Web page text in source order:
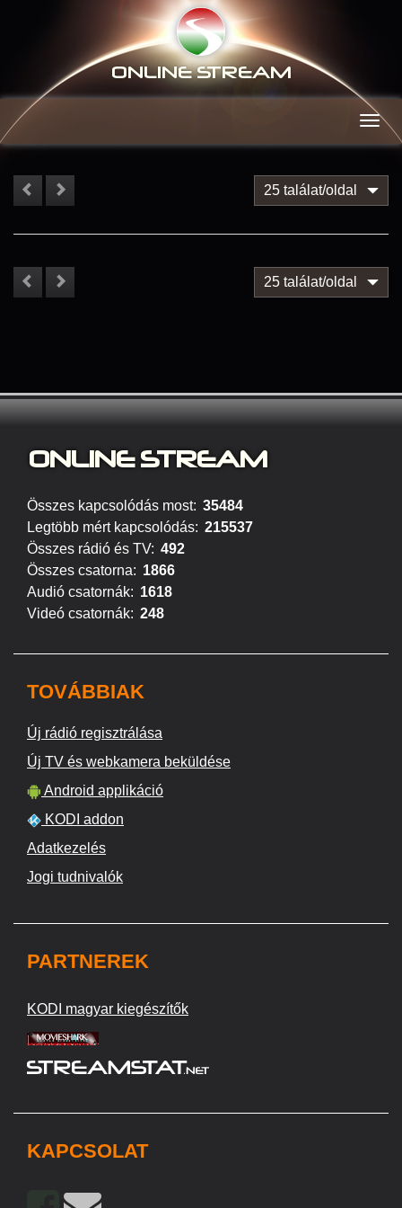
ONLINE STREAM
25 találat/oldal
25 találat/oldal
ONLINE STREAM
Összes kapcsolódás most: 35484
Legtöbb mért kapcsolódás: 215537
Összes rádió és TV: 492
Összes csatorna: 1866
Audió csatornák: 1618
Videó csatornák: 248
TOVÁBBIAK
Új rádió regisztrálása
Új TV és webkamera beküldése
Android applikáció
KODI addon
Adatkezelés
Jogi tudnivalók
PARTNEREK
KODI magyar kiegészítők
KAPCSOLAT